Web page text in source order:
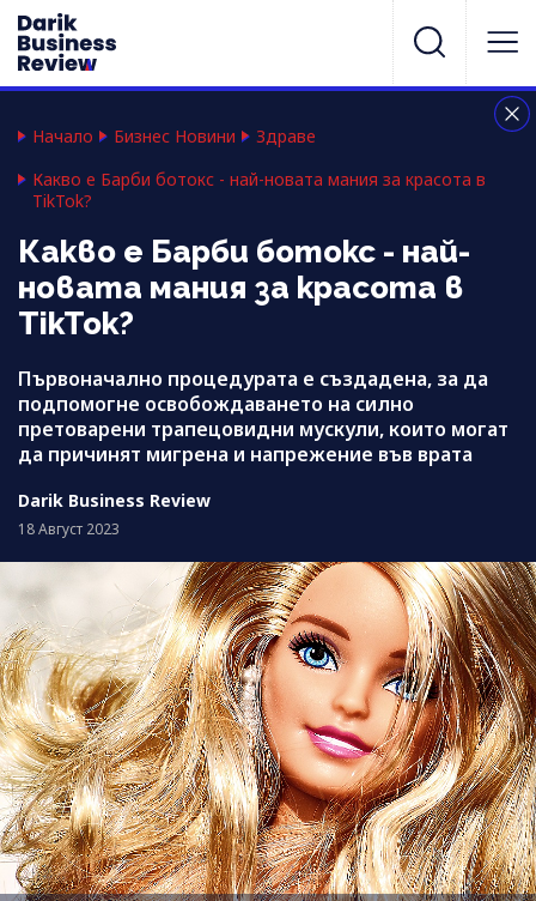
Начало Бизнес Новини
Здраве
Какво е Барби ботокс - най-новата мания за красота в
TikTok?
Какво е Барби ботокс - най-
новата мания за красота в
TikTok?
Първоначално процедурата е създадена, за да
подпомогне освобождаването на силно
претоварени трапецовидни мускули, които могат
да причинят мигрена и напрежение във врата
Darik Business Review
18 Август 2023